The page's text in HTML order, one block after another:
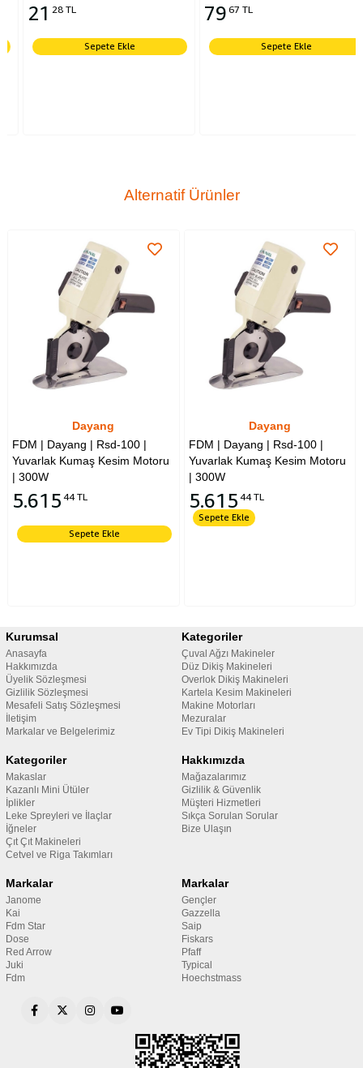
2128 TL
Sepete Ekle
7967 TL
Sepete Ekle
Alternatif Ürünler
Dayang
FDM | Dayang | Rsd-100 |
Yuvarlak Kumaş Kesim Motoru
| 300W
5.615 44 TL
Sepete Ekle
Dayang
FDM | Dayang | Rsd-100 |
Yuvarlak Kumaş Kesim Motoru
| 300W
5.615 44 TL
Sepete Ekle
Kurumsal
Anasayfa
Hakkımızda
Üyelik Sözleşmesi
Gizlilik Sözleşmesi
Mesafeli Satış Sözleşmesi
İletişim
Markalar ve Belgelerimiz
Kategoriler
Çuval Ağzı Makineler
Düz Dikiş Makineleri
Overlok Dikiş Makineleri
Kartela Kesim Makineleri
Makine Motorları
Mezuralar
Ev Tipi Dikiş Makineleri
Kategoriler
Makaslar
Kazanlı Mini Ütüler
İplikler
Leke Spreyleri ve İlaçlar
İğneler
Çıt Çıt Makineleri
Cetvel ve Riga Takımları
Hakkımızda
Mağazalarımız
Gizlilik & Güvenlik
Müşteri Hizmetleri
Sıkça Sorulan Sorular
Bize Ulaşın
Markalar
Janome
Kai
Fdm Star
Dose
Red Arrow
Juki
Fdm
Markalar
Gençler
Gazzella
Saip
Fiskars
Pfaff
Typical
Hoechstmass